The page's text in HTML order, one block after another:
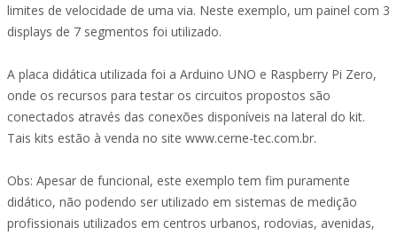
limites de velocidade de uma via. Neste exemplo, um painel com 3
displays de 7 segmentos foi utilizado.
A placa didática utilizada foi a Arduino UNO e Raspberry Pi Zero,
onde os recursos para testar os circuitos propostos são
conectados através das conexões disponíveis na lateral do kit.
Tais kits estão à venda no site www.cerne-tec.com.br.
Obs: Apesar de funcional, este exemplo tem fim puramente
didático, não podendo ser utilizado em sistemas de medição
profissionais utilizados em centros urbanos, rodovias, avenidas,